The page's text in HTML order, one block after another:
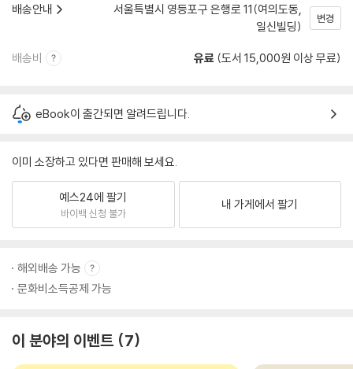
배송안내
서울특별시 영등포구 은행로 11(여의도동,
일신빌딩)
변경
배송비 유료 (도서 15,000원 이상 무료)
eBook이 출간되면 알려드립니다.
이미 소장하고 있다면 판매해 보세요.
예스24에 팔기
바이백 신청 불가
내 가게에서 팔기
해외배송 가능
문화비소득공제 가능
이 분야의 이벤트 7